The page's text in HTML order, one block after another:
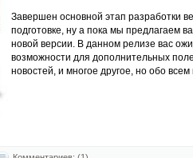
Завершен основной этап разработки
подготовке, ну а пока мы предлагаем
новой версии. В данном релизе вас
возможности для дополнительных
новостей, и многое другое, но обо всем